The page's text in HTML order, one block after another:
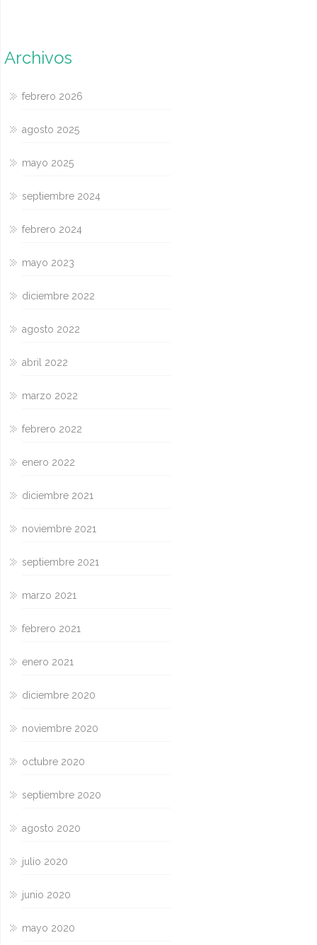
Archivos
febrero 2026
agosto 2025
mayo 2025
septiembre 2024
febrero 2024
mayo 2023
diciembre 2022
agosto 2022
abril 2022
marzo 2022
febrero 2022
enero 2022
diciembre 2021
noviembre 2021
septiembre 2021
marzo 2021
febrero 2021
enero 2021
diciembre 2020
noviembre 2020
octubre 2020
septiembre 2020
agosto 2020
julio 2020
junio 2020
mayo 2020